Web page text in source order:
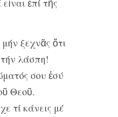
ἐπί τῆς
ξεχνᾶς ὅτι
λάσπη!
σου ἐσύ
Θεοῦ.
τί κάνεις μέ